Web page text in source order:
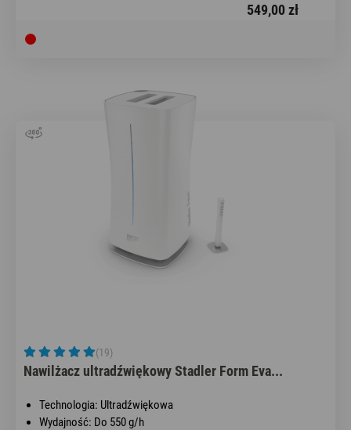
549,00 zł
(19)
Nawilżacz ultradźwiękowy Stadler Form Eva...
Technologia: Ultradźwiękowa
Wydajność: Do 550 g/h